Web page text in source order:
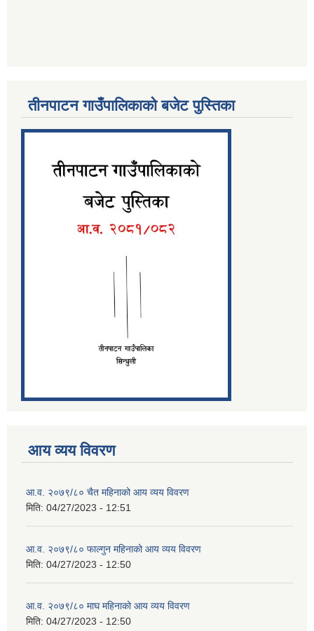
तीनपाटन गाउँपालिकाको बजेट पुस्तिका
आय व्यय विवरण
आ.व. २०७९/८० चैत महिनाको आय व्यय विवरण
मिति: 04/27/2023 - 12:51
आ.व. २०७९/८० फाल्गुन महिनाको आय व्यय विवरण
मिति: 04/27/2023 - 12:50
आ.व. २०७९/८० माघ महिनाको आय व्यय विवरण
मिति: 04/27/2023 - 12:50